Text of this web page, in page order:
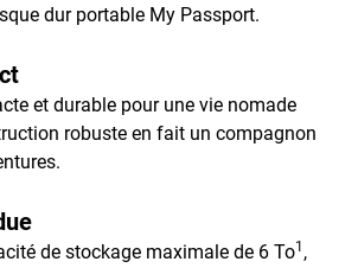
dur portable My Passport.
et durable pour une vie nomade
robuste en fait un compagnon
de stockage maximale de 6 To1 ,